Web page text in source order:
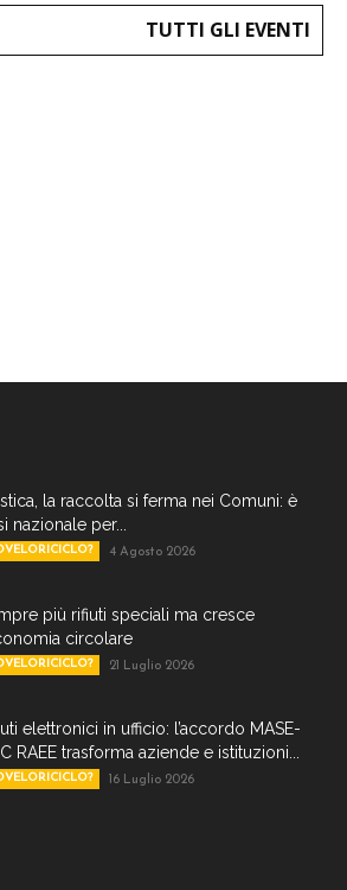
TUTTI GLI EVENTI
la raccolta si ferma nei Comuni: è
nazionale per...
4 Agosto 2026
più rifiuti speciali ma cresce
circolare
21 Luglio 2026
elettronici in ufficio: l’accordo MASE-
RAEE trasforma aziende e istituzioni...
16 Luglio 2026